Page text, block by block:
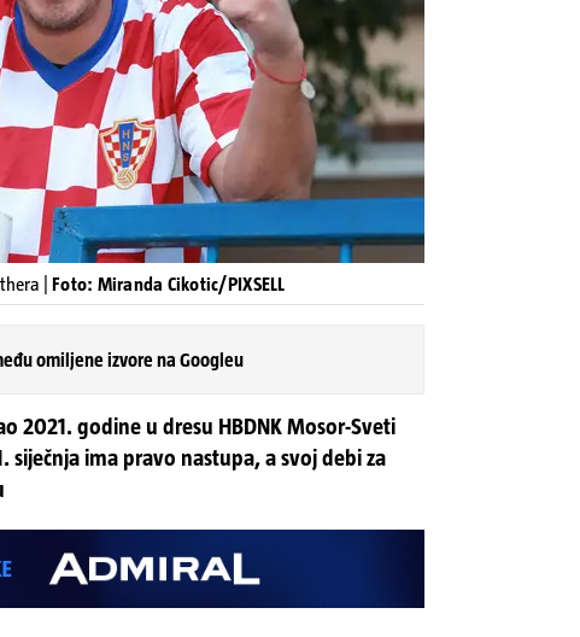
| Foto: Miranda Cikotic/PIXSELL
omiljene izvore na Googleu
2021. godine u dresu HBDNK Mosor-Sveti
siječnja ima pravo nastupa, a svoj debi za